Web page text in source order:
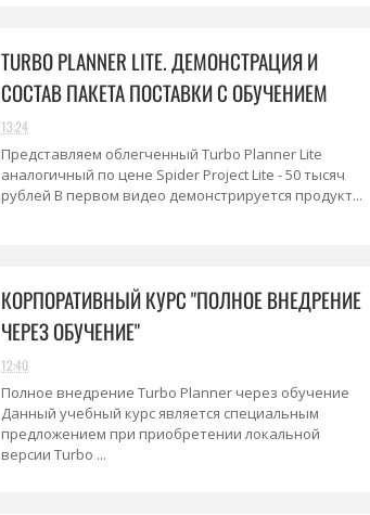
TURBO PLANNER LITE. ДЕМОНСТРАЦИЯ И
СОСТАВ ПАКЕТА ПОСТАВКИ С ОБУЧЕНИЕМ
13:24
Представляем облегченный Turbo Planner Lite
аналогичный по цене Spider Project Lite - 50 тысяч
рублей В первом видео демонстрируется продукт...
КОРПОРАТИВНЫЙ КУРС "ПОЛНОЕ ВНЕДРЕНИЕ
ЧЕРЕЗ ОБУЧЕНИЕ"
12:40
Полное внедрение Turbo Planner через обучение
Данный учебный курс является специальным
предложением при приобретении локальной
версии Turbo ...